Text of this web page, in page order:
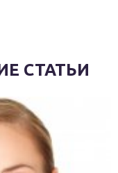
СТАТЬИ